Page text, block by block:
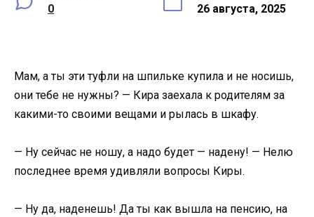
0 26 августа, 2025
Мам, а ты эти туфли на шпильке купила и не носишь,
они тебе не нужны? — Кира заехала к родителям за
какими-то своими вещами и рылась в шкафу.
— Ну сейчас не ношу, а надо будет — надену! — Нелю
последнее время удивляли вопросы Киры.
— Ну да, наденешь! Да ты как вышла на пенсию, на